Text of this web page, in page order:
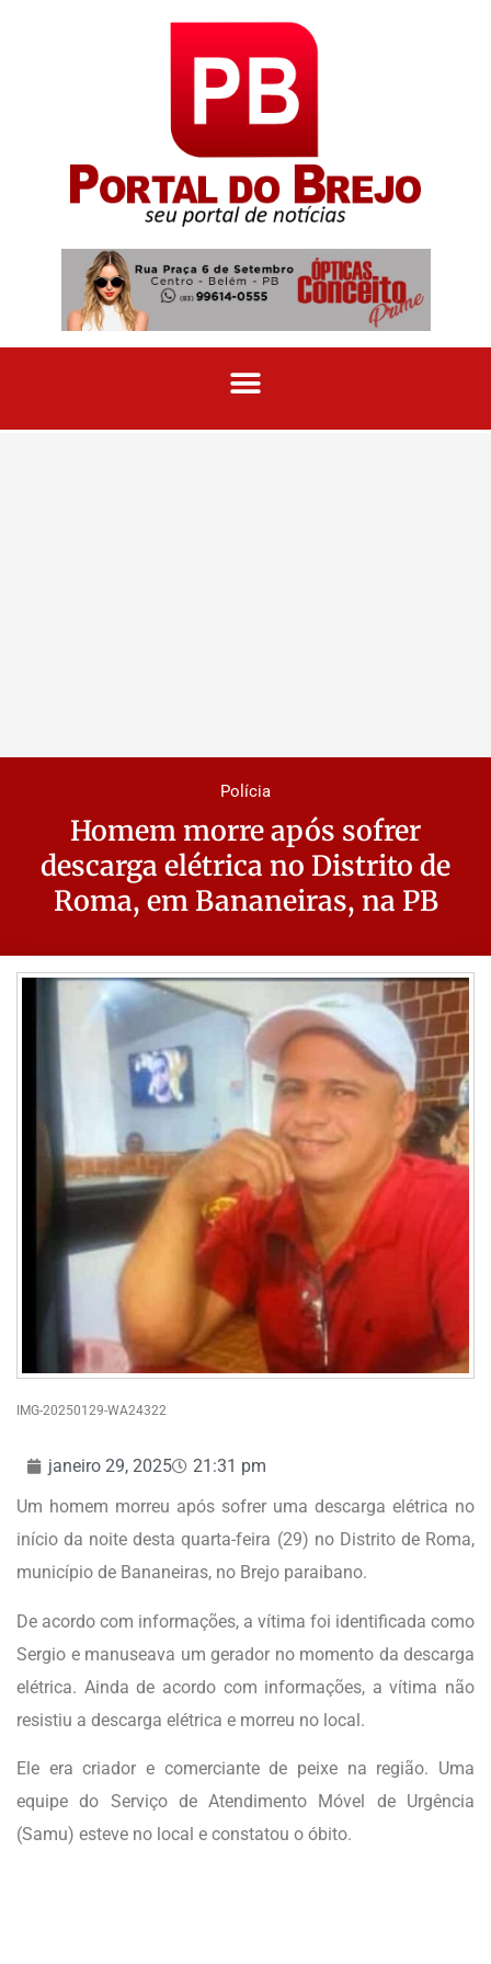
Polícia
Homem morre após sofrer
descarga elétrica no Distrito de
Roma, em Bananeiras, na PB
IMG-20250129-WA24322
janeiro 29, 2025
21:31 pm
Um homem morreu após sofrer uma descarga elétrica no
início da noite desta quarta-feira (29) no Distrito de Roma,
município de Bananeiras, no Brejo paraibano.
De acordo com informações, a vítima foi identificada como
Sergio e manuseava um gerador no momento da descarga
elétrica. Ainda de acordo com informações, a vítima não
resistiu a descarga elétrica e morreu no local.
Ele era criador e comerciante de peixe na região. Uma
equipe do Serviço de Atendimento Móvel de Urgência
(Samu) esteve no local e constatou o óbito.